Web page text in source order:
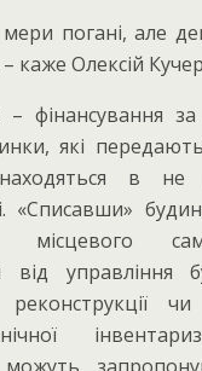
погані, але
каже Олексій
фінансування
які
в не
«Списавши»
від управління
чи